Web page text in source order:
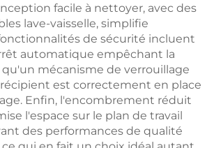
facile à nettoyer, avec des
lave-vaisselle, simplifie
de sécurité incluent
automatique empêchant la
mécanisme de verrouillage
est correctement en place
Enfin, l'encombrement réduit
l'espace sur le plan de travail
des performances de qualité